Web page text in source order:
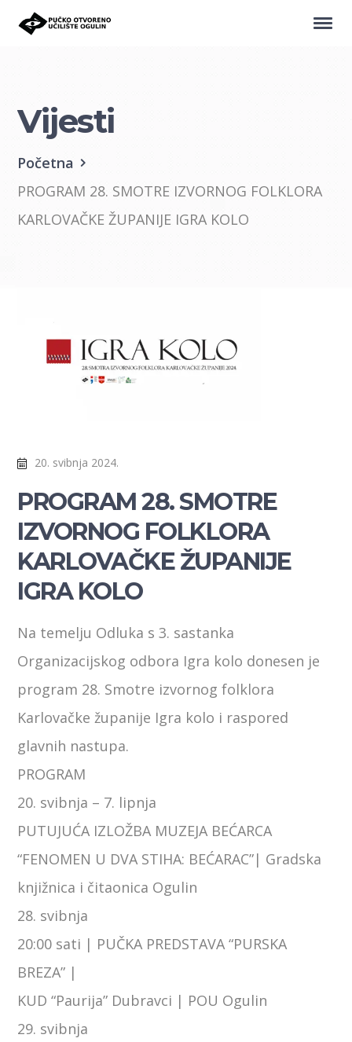
Vijesti
Početna
PROGRAM 28. SMOTRE IZVORNOG FOLKLORA
KARLOVAČKE ŽUPANIJE IGRA KOLO
20. svibnja 2024.
PROGRAM 28. SMOTRE
IZVORNOG FOLKLORA
KARLOVAČKE ŽUPANIJE
IGRA KOLO
Na temelju Odluka s 3. sastanka
Organizacijskog odbora Igra kolo donesen je
program 28. Smotre izvornog folklora
Karlovačke županije Igra kolo i raspored
glavnih nastupa.
PROGRAM
20. svibnja – 7. lipnja
PUTUJUĆA IZLOŽBA MUZEJA BEĆARCA
“FENOMEN U DVA STIHA: BEĆARAC”| Gradska
knjižnica i čitaonica Ogulin
28. svibnja
20:00 sati | PUČKA PREDSTAVA “PURSKA
BREZA” |
KUD “Paurija” Dubravci | POU Ogulin
29. svibnja